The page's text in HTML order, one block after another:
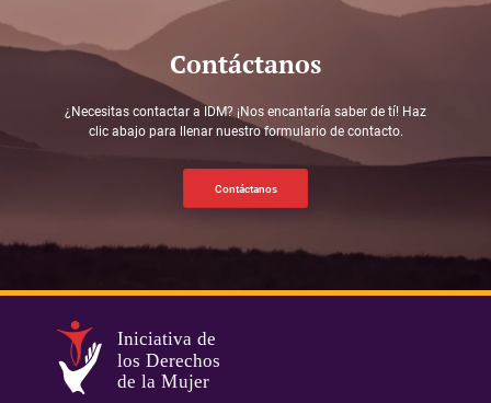
Contáctanos
¿Necesitas contactar a IDM? ¡Nos encantaría saber de tí! Haz
clic abajo para llenar nuestro formulario de contacto.
Contáctanos
Iniciativa de
los Derechos
de la Mujer